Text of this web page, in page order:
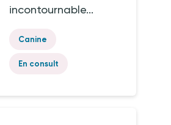
incontournable...
Canine
En consult